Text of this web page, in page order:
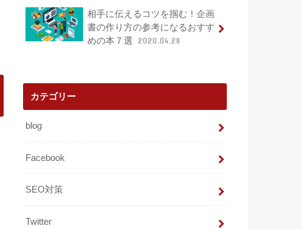
相手に伝えるコツを掴む！企画
書の作り方の参考になるおすす
めの本７選
2020.04.28
カテゴリー
blog
Facebook
SEO対策
Twitter